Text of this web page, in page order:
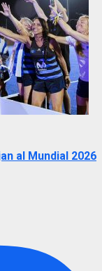
al Mundial 2026